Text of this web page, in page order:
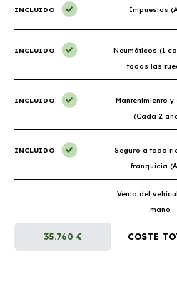
INCLUIDO Impuestos
INCLUIDO
Neumáticos (1
todas las
INCLUIDO
Mantenimiento y
(Cada 2
INCLUIDO
Seguro a todo
franquicia
Venta del
mano
35.760 € COSTE